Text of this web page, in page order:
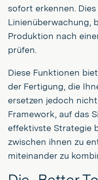
sofort erkennen.
Linienüberwachung,
Produktion nach
prüfen.
Diese Funktionen
der Fertigung, die
ersetzen jedoch
Framework, auf das
effektivste Strategie
zwischen ihnen zu
miteinander zu